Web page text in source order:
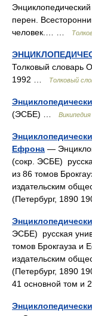
перен.
человек.… …
Толковый словарь
1992 …
Толковый
(ЭСБЕ) …
Википедия
Ефрона —
(сокр. ЭСБЕ)
из 86 томов
издательским
(Петербург, 1890
ЭСБЕ) русская
томов Брокгауза
издательским
(Петербург, 1890
41 основной том